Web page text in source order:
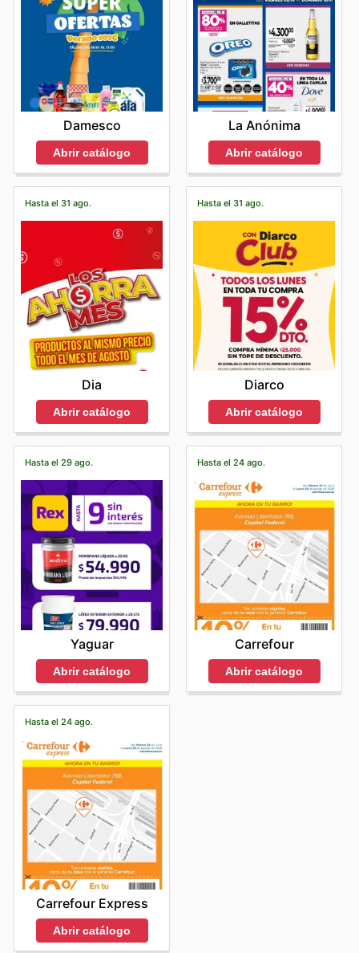
Damesco
Abrir catálogo
La Anónima
Abrir catálogo
Hasta el 31 ago.
Dia
Abrir catálogo
Hasta el 31 ago.
Diarco
Abrir catálogo
Hasta el 29 ago.
Yaguar
Abrir catálogo
Hasta el 24 ago.
Carrefour
Abrir catálogo
Hasta el 24 ago.
Carrefour Express
Abrir catálogo